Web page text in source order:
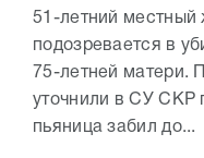
51-летний местный
подозревается в
75-летней матери.
уточнили в СУ СКР
пьяница забил до...